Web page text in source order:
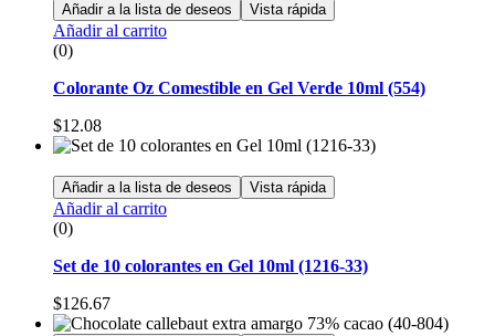
Añadir a la lista de deseos Vista rápida
Añadir al carrito
(0)
Colorante Oz Comestible en Gel Verde 10ml (554)
$12.08
Añadir a la lista de deseos Vista rápida
Añadir al carrito
(0)
Set de 10 colorantes en Gel 10ml (1216-33)
$126.67